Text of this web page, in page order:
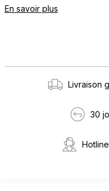
En savoir plus
Livraison
30